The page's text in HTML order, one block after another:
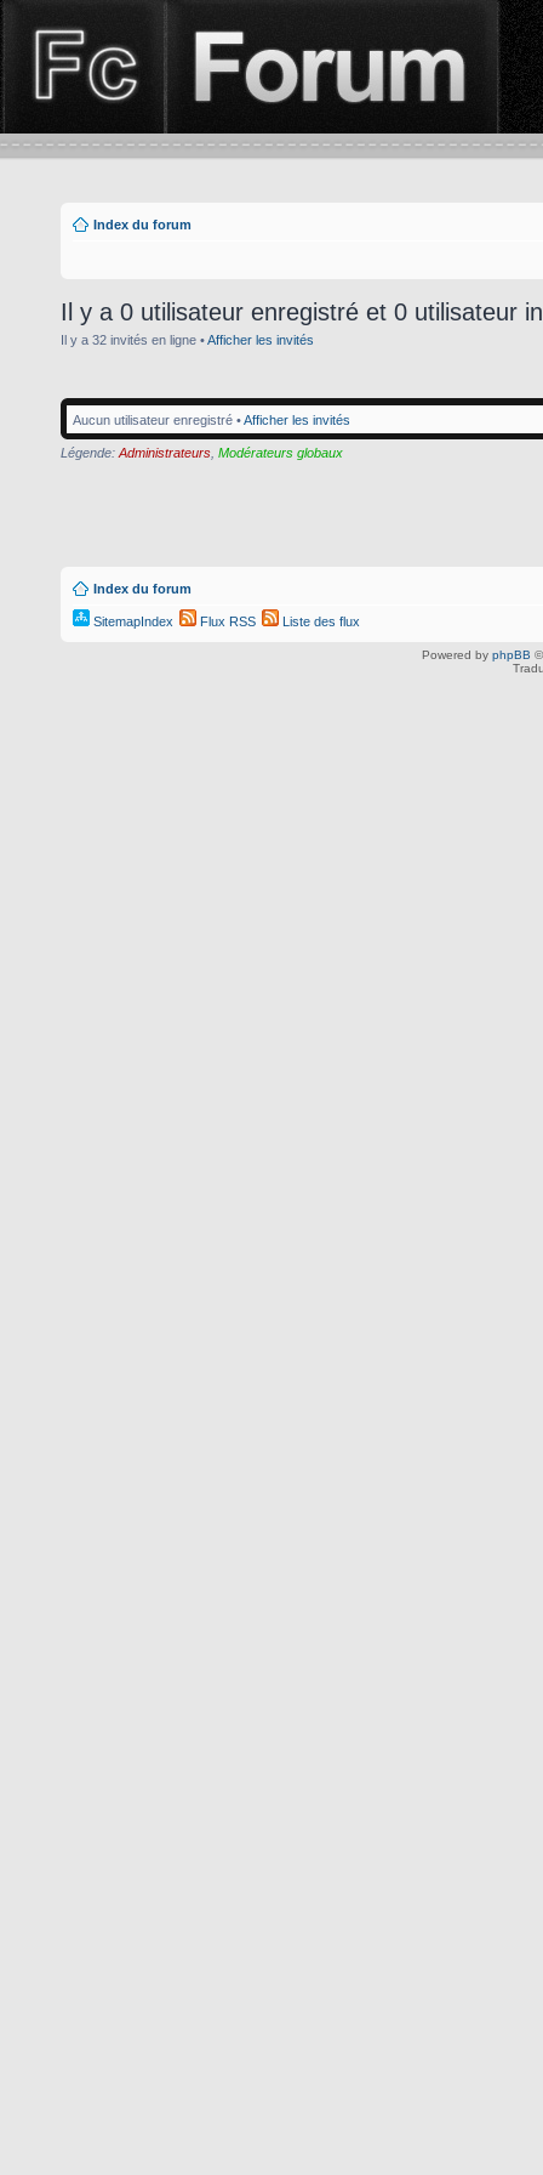
Index du forum
Il y a 0 utilisateur enregistré et 0 utilisateur
Il y a 32 invités en ligne •Afficher les invités
Aucun utilisateur enregistré •Afficher les invités
Légende: Administrateurs Modérateurs globaux
Index du forum
SitemapIndex Flux RSS Liste des flux
Powered by phpBB